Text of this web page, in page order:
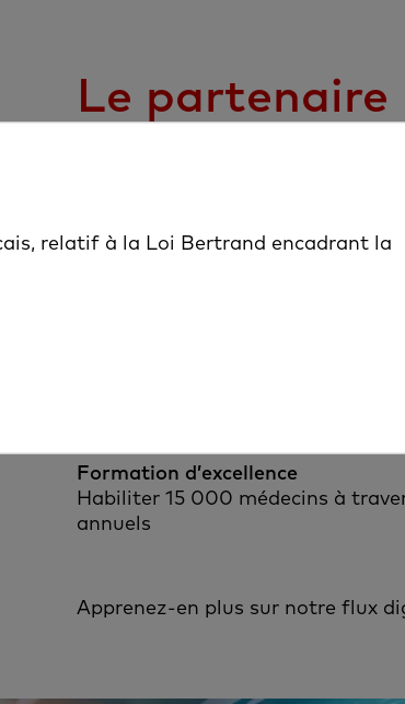
relatif à la Loi Bertrand encadrant la
Le partenaire
valorisation
Offre complète couvrant le
Soutien personnalisé de la part
Formation d’excellence
Habiliter 15 000 médecins à
annuels
Apprenez-en plus sur notre flux